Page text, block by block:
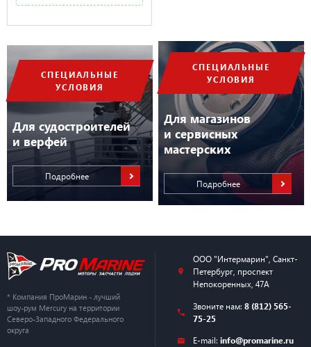
СПЕЦИАЛЬНЫЕ
УСЛОВИЯ
Для судостроителей
и верфей
Подробнее
СПЕЦИАЛЬНЫЕ
УСЛОВИЯ
Для магазинов
и сервисных
мастерских
Подробнее
* Компания ПроМарин - лучший
шоу-рум Mercury на территории
Северо-Западного Федерального
округа
ООО "Интермарин" Санкт-
Петербург, проспект
Непокоренных, 47А
Звоните нам: 8 (812) 565-
75-25
E-mail: info@promarine.ru